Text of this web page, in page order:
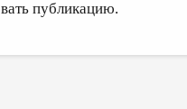
публикацию.